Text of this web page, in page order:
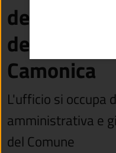
degli
Camonica
L'ufficio si occupa
amministrativa e
del Comune